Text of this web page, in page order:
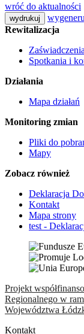
wróć do aktualności
wydrukuj
Rewitalizacja
Zaświadczenia
Spotkania i
Działania
Mapa działań
Monitoring zmian
Pliki do
Mapy
Zobacz również
Deklaracja
Kontakt
Mapa strony
test -
Projekt
Regionalnego w
Województwa
Kontakt